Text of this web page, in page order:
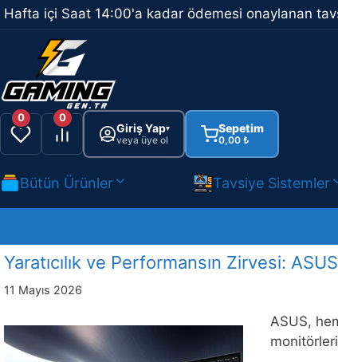
İçeriğe
atla
Hafta içi Saat 14:00'a kadar ödemesi onaylanan
0 0
Giriş Yap▾
veya üye ol
Sepetim
0,00 ₺
Bütün Ürünler Tavsiye Sistemler
Yaratıcılık ve Performansın Zirvesi:
11 Mayıs 2026
ASUS,